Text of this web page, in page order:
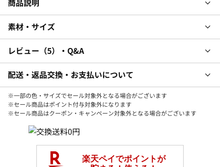
商品説明
素材・サイズ
レビュー 5 ・Q&A
配送・返品交換・お支払いについて
※一部の色・サイズでセール対象外となる場合がございます
※セール商品はポイント付与対象外になります
※セール商品はクーポン・キャンペーン対象外となる場合がございます